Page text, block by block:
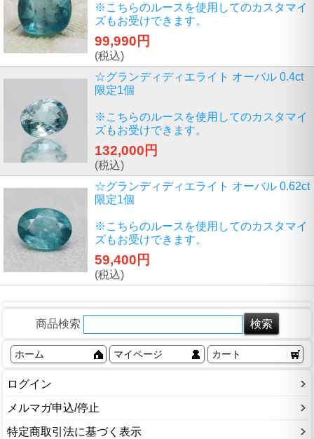
※こちらのルースを使用してのカスタマイ
ズもお受けできます。
99,990円
(税込)
☆グランディディエライト オーバル 0.4ct
限定1個
※こちらのルースを使用してのカスタマイ
ズもお受けできます。
132,000円
(税込)
☆グランディディエライト オーバル 0.62ct
限定1個
※こちらのルースを使用してのカスタマイ
ズもお受けできます。
59,400円
(税込)
商品検索
ホーム マイページ カート
ログイン
メルマガ申込/停止
特定商取引法に基づく表示